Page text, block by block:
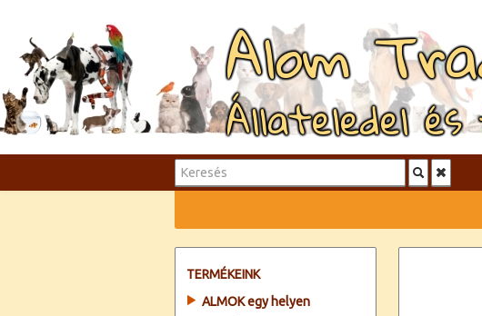
Alom
Állateledel
TERMÉKEINK
ALMOK egy helyen